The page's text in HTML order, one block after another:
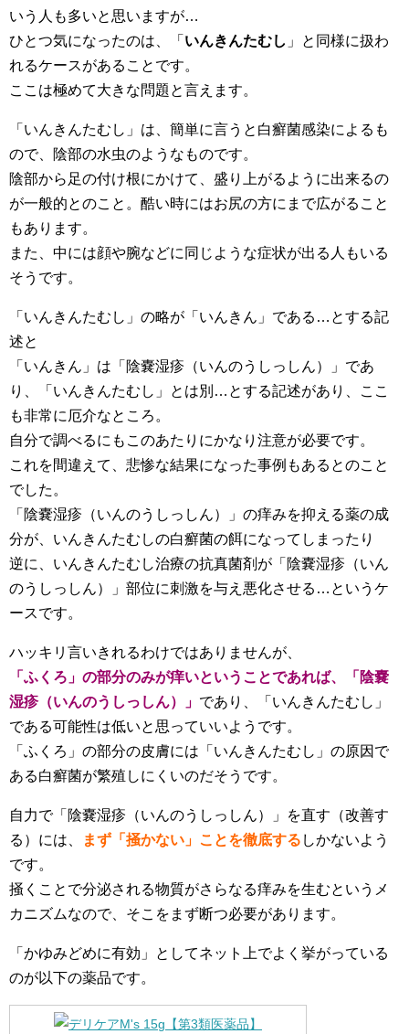
いう人も多いと思いますが…
ひとつ気になったのは、「 いんきんたむし 」と同様に扱わ
れるケースがあることです。
ここは極めて大きな問題と言えます。
「いんきんたむし」は、簡単に言うと白癬菌感染によるも
ので、陰部の水虫のようなものです。
陰部から足の付け根にかけて、盛り上がるように出来るの
が一般的とのこと。酷い時にはお尻の方にまで広がること
もあります。
また、中には顔や腕などに同じような症状が出る人もいる
そうです。
「いんきんたむし」の略が「いんきん」である…とする記
述と
「いんきん」は「陰嚢湿疹（いんのうしっしん）」であ
り、「いんきんたむし」とは別…とする記述があり、ここ
も非常に厄介なところ。
自分で調べるにもこのあたりにかなり注意が必要です。
これを間違えて、悲惨な結果になった事例もあるとのこと
でした。
「陰嚢湿疹（いんのうしっしん）」の痒みを抑える薬の成
分が、いんきんたむしの白癬菌の餌になってしまったり
逆に、いんきんたむし治療の抗真菌剤が「陰嚢湿疹（いん
のうしっしん）」部位に刺激を与え悪化させる…というケ
ースです。
ハッキリ言いきれるわけではありませんが、
「ふくろ」の部分のみが痒いということであれば、「陰嚢
湿疹（いんのうしっしん）」 であり、「いんきんたむし」
である可能性は低いと思っていいようです。
「ふくろ」の部分の皮膚には「いんきんたむし」の原因で
ある白癬菌が繁殖しにくいのだそうです。
自力で「陰嚢湿疹（いんのうしっしん）」を直す（改善す
る）には、
まず「掻かない」ことを徹底する しかないよう
です。
掻くことで分泌される物質がさらなる痒みを生むというメ
カニズムなので、そこをまず断つ必要があります。
「かゆみどめに有効」としてネット上でよく挙がっている
のが以下の薬品です。